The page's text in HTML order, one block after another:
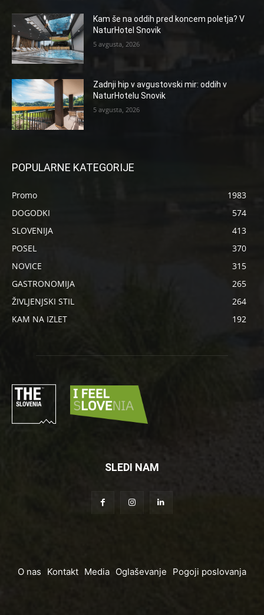
Kam še na oddih pred koncem poletja? V
NaturHotel Snovik
5 avgusta, 2026
Zadnji hip v avgustovski mir: oddih v
NaturHotelu Snovik
5 avgusta, 2026
POPULARNE KATEGORIJE
Promo
1983
DOGODKI
574
SLOVENIJA
413
POSEL
370
NOVICE
315
GASTRONOMIJA
265
ŽIVLJENJSKI STIL
264
KAM NA IZLET
192
SLEDI NAM
O nas Kontakt Media Oglaševanje Pogoji poslovanja